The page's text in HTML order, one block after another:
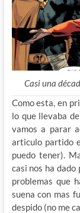
Casi una
Como esta, en
lo que llevaba
vamos a parar
articulo partido
puedo tener).
casi nos ha
problemas que
suena con mas
despido (no me